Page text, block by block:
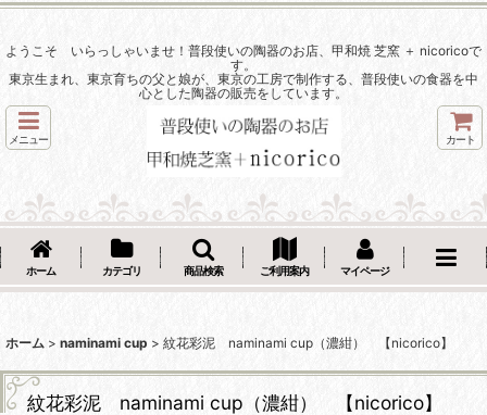
ようこそ いらっしゃいませ！普段使いの陶器のお店、甲和焼 芝窯 ＋ nicoricoで
す。
東京生まれ、東京育ちの父と娘が、東京の工房で制作する、普段使いの食器を中
心とした陶器の販売をしています。
メニュー カート
ホーム カテゴリ 商品検索 ご利用案内 マイページ
ホーム > naminami cup > 紋花彩泥 naminami cup（濃紺） 【nicorico】
紋花彩泥 naminami cup（濃紺） 【nicorico】